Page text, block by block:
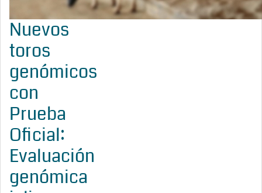
Nuevos
toros
genómicos
con
Prueba
Oficial:
Evaluación
genómica